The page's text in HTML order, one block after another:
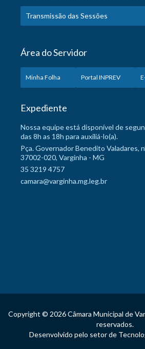
Transmissão das Sessões
Área do Servidor
Minha Folha Portal INPREV
Expediente
Nossa equipe está disponível de
das 8h as 18h para auxiliá-lo(a).
Pça. Governador Benedito Valadares,
37002-020, Varginha - MG
35 3219 4757
camara@varginha.mg.leg.br
Copyright © 2026 Câmara Municipal de
reservados.
Desenvolvido pelo setor de